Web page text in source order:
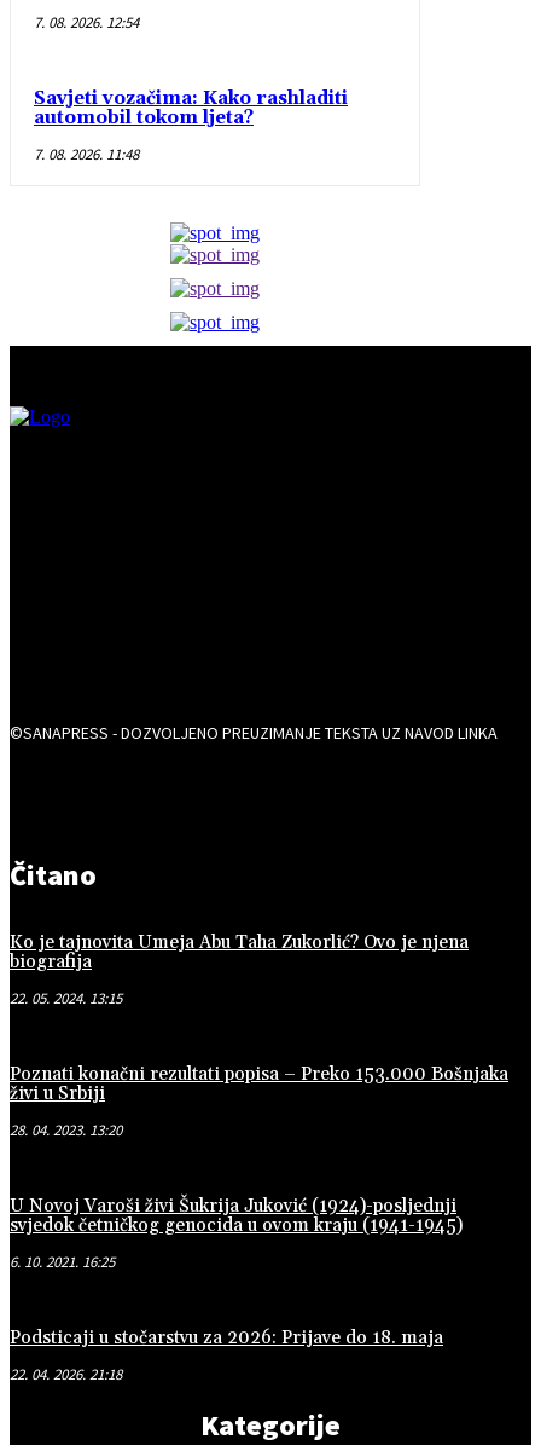
7. 08. 2026. 12:54
Savjeti vozačima: Kako rashladiti
automobil tokom ljeta?
7. 08. 2026. 11:48
©SANAPRESS - DOZVOLJENO PREUZIMANJE TEKSTA UZ NAVOD LINKA
Čitano
Ko je tajnovita Umeja Abu Taha Zukorlić? Ovo je njena
biografija
22. 05. 2024. 13:15
Poznati konačni rezultati popisa – Preko 153.000 Bošnjaka
živi u Srbiji
28. 04. 2023. 13:20
U Novoj Varoši živi Šukrija Juković (1924)-posljednji
svjedok četničkog genocida u ovom kraju (1941-1945)
6. 10. 2021. 16:25
Podsticaji u stočarstvu za 2026: Prijave do 18. maja
22. 04. 2026. 21:18
Kategorije